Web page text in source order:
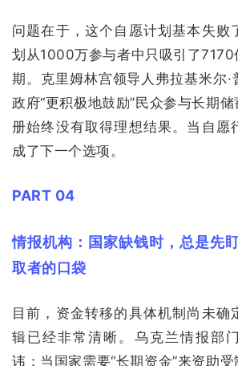
问题在于，这个自愿计划基本失败
划从1000万参与者中只吸引了7170
期。克里姆林宫领导人弗拉基米尔·
政府“更积极地鼓励”民众参与长期
册始终没有取得理想结果。当自愿
成了下一个选项。
PART 04
情报机构：国家缺钱时，总是先
取者的口袋
目前，资金转移的具体机制尚未确
辑已经非常清晰。乌克兰情报部
讳：当国家需要“长期资金”来资助